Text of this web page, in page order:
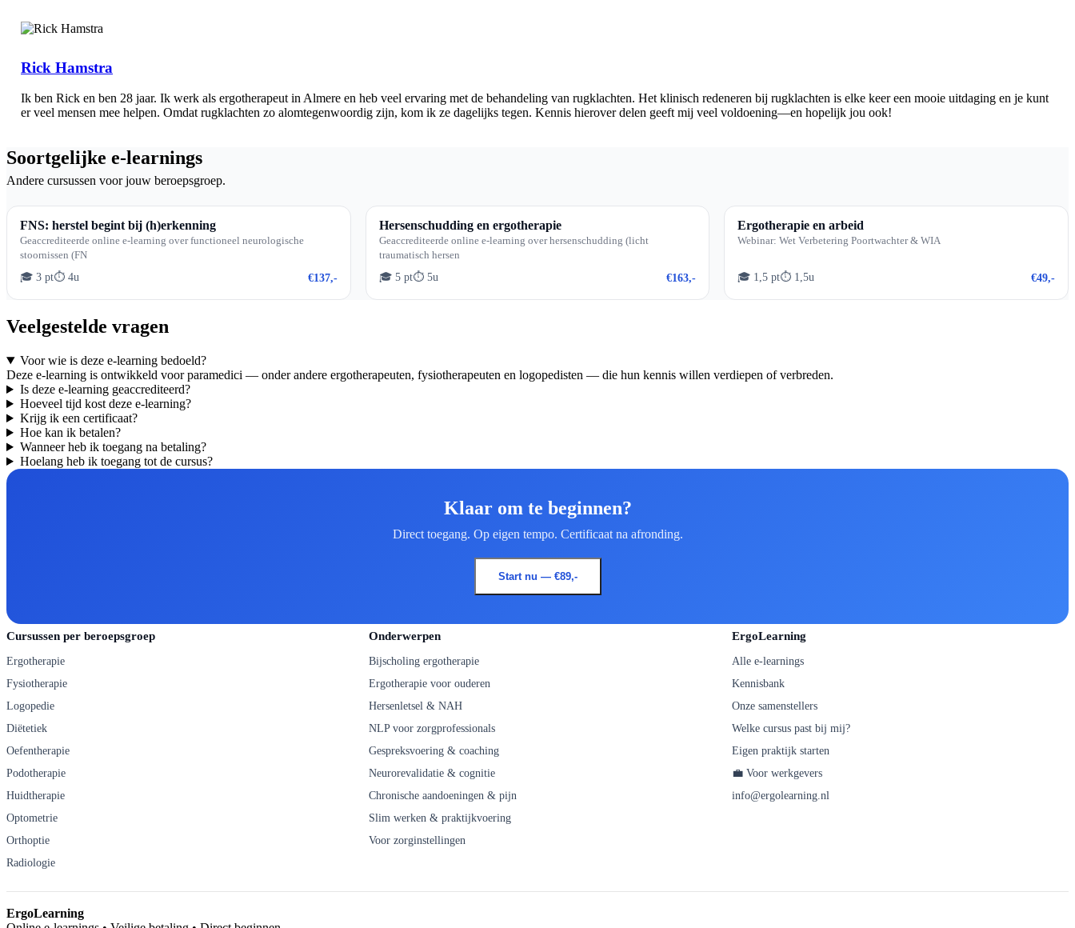
Rick Hamstra
Ik ben Rick en ben 28 jaar. Ik werk als ergotherapeut in Almere en heb veel ervaring met de behandeling van rugklachten. Het klinisch redeneren bij rugklachten is elke keer een mooie uitdaging en je kunt
er veel mensen mee helpen. Omdat rugklachten zo alomtegenwoordig zijn, kom ik ze dagelijks tegen. Kennis hierover delen geeft mij veel voldoening—en hopelijk jou ook!
Soortgelijke e-learnings
Andere cursussen voor jouw beroepsgroep.
FNS: herstel begint bij (h)erkenning
Geaccrediteerde online e-learning over functioneel neurologische
stoornissen (FN
🎓 3 pt⏱ 4u €137,-
Hersenschudding en ergotherapie
Geaccrediteerde online e-learning over hersenschudding (licht
traumatisch hersen
🎓 5 pt⏱ 5u €163,-
Ergotherapie en arbeid
Webinar: Wet Verbetering Poortwachter & WIA
🎓 1,5 pt⏱ 1,5u €49,-
Veelgestelde vragen
Voor wie is deze e-learning bedoeld?
Deze e-learning is ontwikkeld voor paramedici — onder andere ergotherapeuten, fysiotherapeuten en logopedisten — die hun kennis willen verdiepen of verbreden.
Is deze e-learning geaccrediteerd?
Hoeveel tijd kost deze e-learning?
Krijg ik een certificaat?
Hoe kan ik betalen?
Wanneer heb ik toegang na betaling?
Hoelang heb ik toegang tot de cursus?
Klaar om te beginnen?
Direct toegang. Op eigen tempo. Certificaat na afronding.
Start nu — €89,-
Cursussen per beroepsgroep
Ergotherapie
Fysiotherapie
Logopedie
Diëtetiek
Oefentherapie
Podotherapie
Huidtherapie
Optometrie
Orthoptie
Radiologie
Onderwerpen
Bijscholing ergotherapie
Ergotherapie voor ouderen
Hersenletsel & NAH
NLP voor zorgprofessionals
Gespreksvoering & coaching
Neurorevalidatie & cognitie
Chronische aandoeningen & pijn
Slim werken & praktijkvoering
Voor zorginstellingen
ErgoLearning
Alle e-learnings
Kennisbank
Onze samenstellers
Welke cursus past bij mij?
Eigen praktijk starten
💼 Voor werkgevers
info@ergolearning.nl
ErgoLearning